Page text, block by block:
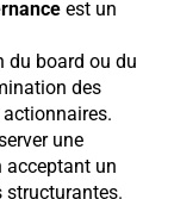
est un
du board ou du
des
une
acceptant un
structurantes.